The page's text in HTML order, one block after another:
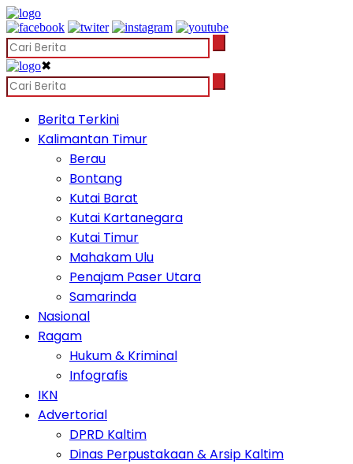
✖
Berita Terkini
Kalimantan Timur
Berau
Bontang
Kutai Barat
Kutai Kartanegara
Kutai Timur
Mahakam Ulu
Penajam Paser Utara
Samarinda
Nasional
Ragam
Hukum & Kriminal
Infografis
IKN
Advertorial
DPRD Kaltim
Dinas Perpustakaan & Arsip Kaltim